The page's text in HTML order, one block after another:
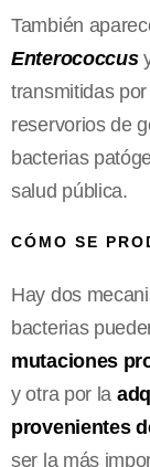
También
Enterococcus
transmitidas
reservorios de
bacterias
salud pública.
CÓMO SE
Hay dos
bacterias
mutaciones
y otra por la
provenientes
ser la más